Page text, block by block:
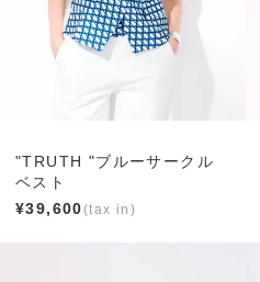
"TRUTH "ブルーサークル
ベスト
¥39,600